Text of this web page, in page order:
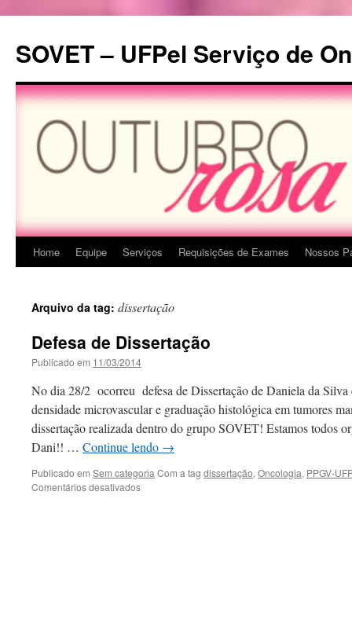
o
conteúdo
SOVET – UFPel Serviço de
Home Equipe Serviços Requisições de Exames Nossos
Arquivo da tag: dissertação
Defesa de Dissertação
Publicado em 11/03/2014
No dia 28/2 ocorreu defesa de Dissertação de Daniela da
densidade microvascular e graduação histológica em tumores
dissertação realizada dentro do grupo SOVET! Estamos todos
Dani!! … Continue lendo →
Publicado em Sem categoria Com a tag dissertação, Oncologia, PPGV-
Comentários desativadosem